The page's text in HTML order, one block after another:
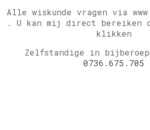
Alle wiskunde vragen via
. U kan mij direct bereiken
klikken
Zelfstandige in bijberoep
0736.675.705